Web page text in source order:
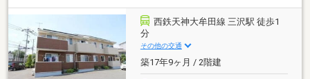
西鉄天神大牟田線 三沢駅 徒歩1
分
その他の交通
築17年9ヶ月 / 2階建